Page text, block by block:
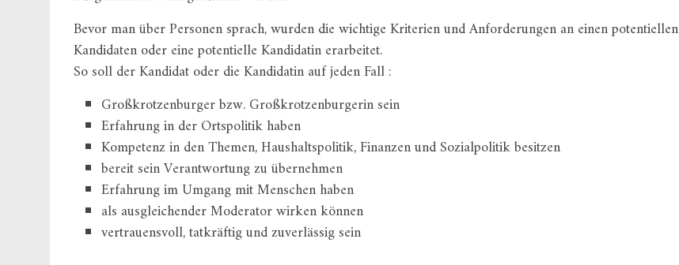
Bevor man über Personen sprach, wurden die wichtige Kriterien und Anforderungen an einen potentiellen
Kandidaten oder eine potentielle Kandidatin erarbeitet.
So soll der Kandidat oder die Kandidatin auf jeden Fall :
Großkrotzenburger bzw. Großkrotzenburgerin sein
Erfahrung in der Ortspolitik haben
Kompetenz in den Themen, Haushaltspolitik, Finanzen und Sozialpolitik besitzen
bereit sein Verantwortung zu übernehmen
Erfahrung im Umgang mit Menschen haben
als ausgleichender Moderator wirken können
vertrauensvoll, tatkräftig und zuverlässig sein